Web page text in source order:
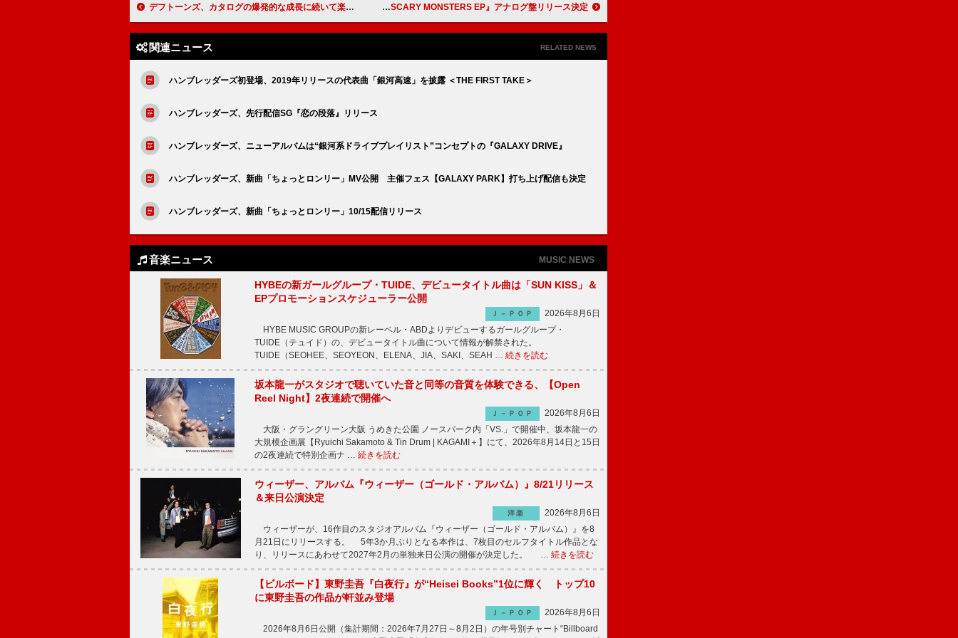
デフトーンズ、カタログの爆発的な成長に続いて楽曲権利の大半をワーナー・ミュージック・グループに売却か go!go!vanillas、最新作『SCARY MONSTERS EP』アナログ盤リリース決定
関連ニュース RELATED NEWS
ハンブレッダーズ初登場、2019年リリースの代表曲「銀河高速」を披露 ＜THE FIRST TAKE＞
ハンブレッダーズ、先行配信SG『恋の段落』リリース
ハンブレッダーズ、ニューアルバムは“銀河系ドライブプレイリスト”コンセプトの『GALAXY DRIVE』
ハンブレッダーズ、新曲「ちょっとロンリー」MV公開 主催フェス【GALAXY PARK】打ち上げ配信も決定
ハンブレッダーズ、新曲「ちょっとロンリー」10/15配信リリース
音楽ニュース MUSIC NEWS
HYBEの新ガールグループ・TUIDE、デビュータイトル曲は「SUN KISS」＆
EPプロモーションスケジューラー公開
Ｊ－ＰＯＰ
2026年8月6日
HYBE MUSIC GROUPの新レーベル・ABDよりデビューするガールグループ・
TUIDE（テュイド）の、デビュータイトル曲について情報が解禁された。
TUIDE（SEOHEE、SEOYEON、ELENA、JIA、SAKI、SEAH … 続きを読む
坂本龍一がスタジオで聴いていた音と同等の音質を体験できる、【Open
Reel Night】2夜連続で開催へ
Ｊ－ＰＯＰ
2026年8月6日
大阪・グラングリーン大阪 うめきた公園 ノースパーク内「VS.」で開催中、坂本龍一の
大規模企画展【Ryuichi Sakamoto & Tin Drum | KAGAMI＋】にて、2026年8月14日と15日
の2夜連続で特別企画ナ … 続きを読む
ウィーザー、アルバム『ウィーザー（ゴールド・アルバム）』8/21リリース
＆来日公演決定
洋楽
2026年8月6日
ウィーザーが、16作目のスタジオアルバム『ウィーザー（ゴールド・アルバム）』を8
月21日にリリースする。 5年3か月ぶりとなる本作は、7枚目のセルフタイトル作品とな
り、リリースにあわせて2027年2月の単独来日公演の開催が決定した。 … 続きを読む
【ビルボード】東野圭吾『白夜行』が“Heisei Books”1位に輝く トップ10
に東野圭吾の作品が軒並み登場
Ｊ－ＰＯＰ
2026年8月6日
2026年8月6日公開（集計期間：2026年7月27日～8月2日）の年号別チャート“Billboard